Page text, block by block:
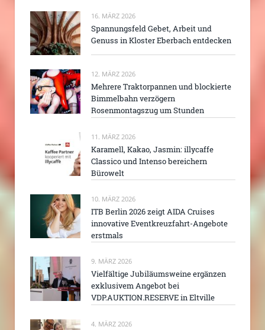
16. MÄRZ 2026
Spannungsfeld Gebet, Arbeit und
Genuss in Kloster Eberbach entdecken
12. MÄRZ 2026
Mehrere Traktorpannen und blockierte
Bimmelbahn verzögern
Rosenmontagszug um Stunden
11. MÄRZ 2026
Karamell, Kakao, Jasmin: illycaffe
Classico und Intenso bereichern
Bürowelt
10. MÄRZ 2026
ITB Berlin 2026 zeigt AIDA Cruises
innovative Eventkreuzfahrt-Angebote
erstmals
9. MÄRZ 2026
Vielfältige Jubiläumsweine ergänzen
exklusivem Angebot bei
VDP.AUKTION.RESERVE in Eltville
4. MÄRZ 2026